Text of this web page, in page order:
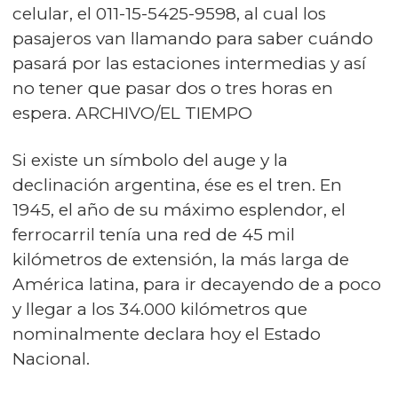
celular, el 011-15-5425-9598, al cual los
pasajeros van llamando para saber cuándo
pasará por las estaciones intermedias y así
no tener que pasar dos o tres horas en
espera. ARCHIVO/EL TIEMPO
Si existe un símbolo del auge y la
declinación argentina, ése es el tren. En
1945, el año de su máximo esplendor, el
ferrocarril tenía una red de 45 mil
kilómetros de extensión, la más larga de
América latina, para ir decayendo de a poco
y llegar a los 34.000 kilómetros que
nominalmente declara hoy el Estado
Nacional.